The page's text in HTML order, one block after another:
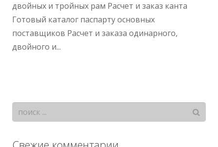
двойных и тройных рам Расчет и заказ канта
Готовый каталог паспарту основных
поставщиков Расчет и заказа одинарного,
двойного и...